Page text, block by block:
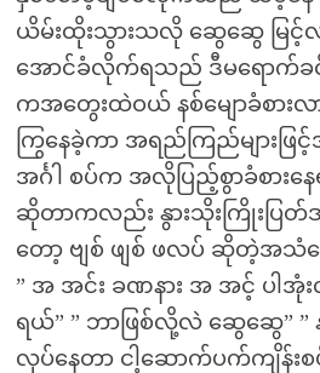
ယိမ်းထိုးသွားသလို ဆွေဆွေ မြ
အောင်ခံလိုက်ရသည် ဒီမရော
ကအတွေးထဲဝယ် နစ်မျောခံစား
ကြွနေခဲ့ကာ အရည်ကြည်များဖြ
အင်္ဂါ စပ်က အလိုပြည့်စွာခံစားန
ဆိုတာကလည်း နွားသိုးကြိုးပြတ်
တော့ ဗျစ် ဖျစ် ဖလပ် ဆိုတဲ့အ
” အ အင်း ခဏနား အ အင့် ပါအုံး
ရယ်” ” ဘာဖြစ်လို့လဲ ဆွေဆွေ” ”
လုပ်နေတာ ငါ့ဆောက်ပက်ကျိန်းစပ်